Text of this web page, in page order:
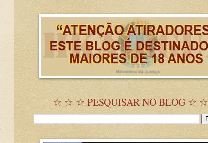
☆ ☆ ☆ PESQUISAR NO BLOG ☆